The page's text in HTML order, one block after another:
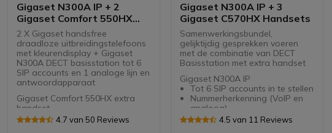
Gigaset N300A IP + 2
Gigaset Comfort 550HX
Handset
2 X Gigaset handsfree
draadloze uitbreidingstelefoons
met kleurendisplay + Gigaset
N300A DECT basisstation tot 6
SIP accounts en 1 analoge lijn en
antwoordapparaat
Gigaset Comfort 550HX extra
handset
Extra draadloze telefoon
4.7 van 50 Reviews
Gigaset N300A IP + 3
Gigaset C570HX Handsets
Samenwerkingsbundel,
gelijktijdig gesprekken voeren
met de combinatie van DECT
Basisstation met extra handset
Gigaset N300A IP
Tot 6 SIP accounts in te stellen
Nummerherkenning (VoIP en
analoog)
Ondersteunt DTMF & FSK
4.5 van 11 Reviews